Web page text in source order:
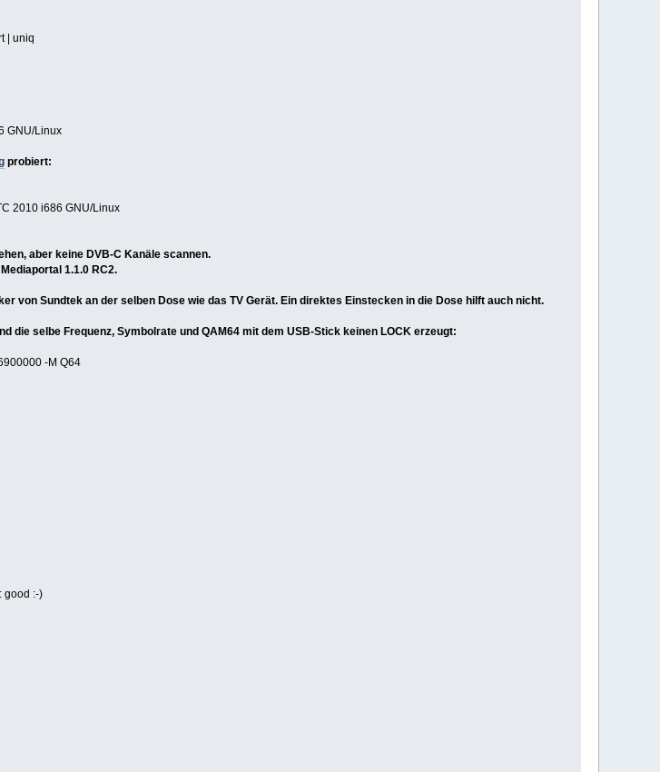
| uniq
GNU/Linux
probiert:
2010 i686 GNU/Linux
aber keine DVB-C Kanäle scannen.
1.1.0 RC2.
von Sundtek an der selben Dose wie das TV Gerät. Ein direktes Einstecken in die Dose hilft auch nicht.
die selbe Frequenz, Symbolrate und QAM64 mit dem USB-Stick keinen LOCK erzeugt:
-M Q64
good :-)